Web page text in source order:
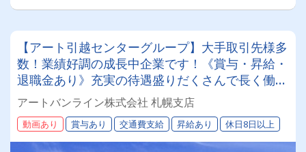
【アート引越センターグループ】大手取引先様多
数！業績好調の成長中企業です！《賞与・昇給・
退職金あり》充実の待遇盛りだくさんで長く働け
ます！《大型ドライバー》★未経験ＯＫ★仕事と
プライベートの両立が叶う環境です♪【紹介者制
度あり！】
アートバンライン株式会社 札幌支店
動画あり 賞与あり 交通費支給 昇給あり 休日8日以上